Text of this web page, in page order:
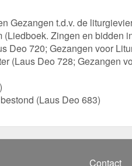
Gezangen t.d.v. de
Zingen en bidden
Deo 720; Gezangen voor
(Laus Deo 728; Gezangen
(Laus Deo 683)
Contact